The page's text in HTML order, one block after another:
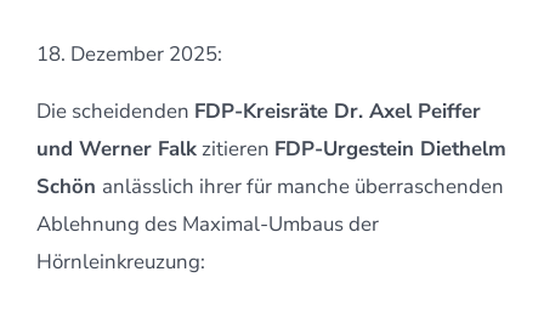
18. Dezember 2025:
Die scheidenden FDP-Kreisräte Dr. Axel Peiffer
und Werner Falkzitieren FDP-Urgestein Diethelm
Schön anlässlich ihrer für manche überraschenden
Ablehnung des Maximal-Umbaus der
Hörnleinkreuzung: